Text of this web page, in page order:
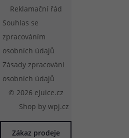
© 2026 eJuice.cz
Reklamační řád
Souhlas se
zpracováním
osobních údajů
Zásady zpracování
osobních údajů
Shop by wpj.cz
Zákaz prodeje